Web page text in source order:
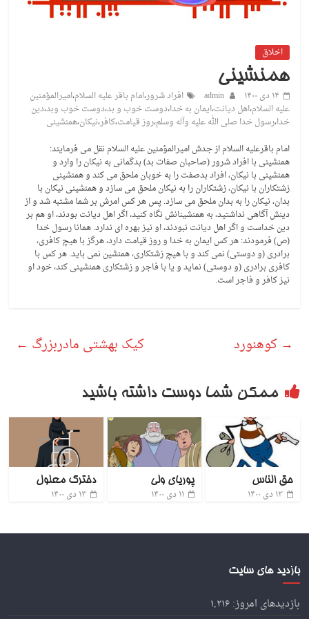
اخلاق
همنشینی
۱۴ دی ۱۴۰۰ admin افراد شرور،امام باقر علیه السلام،امیرالمؤمنین
علیه السلام،اهل دیانت،ایمان به خدا،دوست خوب و بد،دوست خوب وبد،دین
خدا،رسول خدا صلی الله علیه وآله وسلم،روز قیامت،کافر،نیکان،همنشینی
امام باقرعلیه السلام از جدش امیرالمؤمنین علیه السلام نقل می فرمایند:
همنشینی با افراد شرور (صاحبان صفات بد) بدگمانی به نیکان را وارد و
همنشینی با نیکان، افراد بدصفت را به خوبان ملحق می کند و همنشینی
زشتکاران با نیکان، زشتکاران را به نیکان ملحق می سازد و همنشینی نیکان با
بدان، نیکان را به بدان ملحق می سازد. پس هر کس امرش بر شما مشتبه شد و از
دینش آگاهی نداشتید، به همنشینانش نگاه کنید، اگر اهل دیانت بودند، او هم بر
دین خداست و اگر اهل دیانت نبودند، او نیز بهره ای ندارد. همانا رسول خدا
(ص) فرمودند: هر کس ایمان به خدا و روز قیامت دارد، هرگز با هیچ کافری،
برادری (و دوستی) نمی کند و با هیچ زشتکاری، همنشین نمی باید. هر کس با
کافری برادری (و دوستی) نماید و یا با فاجر و زشتکاری همنشینی کند، خود او
نیز کافر و فاجر است.
→ کوهنورد کیک بهشتی مادربزرگ ←
ممکن شما دوست داشته باشید
حق الناس
۱۳ دی ۱۴۰۰
پوریای ولی
۱۱ دی ۱۴۰۰
دخترک معلول
۱۳ دی ۱۴۰۰
بازدید های سایت
بازدیدهای امروز:۱,۲۱۶